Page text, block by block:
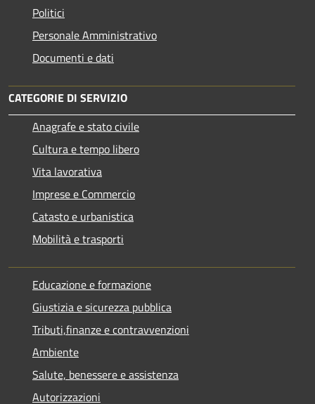
Politici
Personale Amministrativo
Documenti e dati
CATEGORIE DI SERVIZIO
Anagrafe e stato civile
Cultura e tempo libero
Vita lavorativa
Imprese e Commercio
Catasto e urbanistica
Mobilità e trasporti
Educazione e formazione
Giustizia e sicurezza pubblica
Tributi,finanze e contravvenzioni
Ambiente
Salute, benessere e assistenza
Autorizzazioni